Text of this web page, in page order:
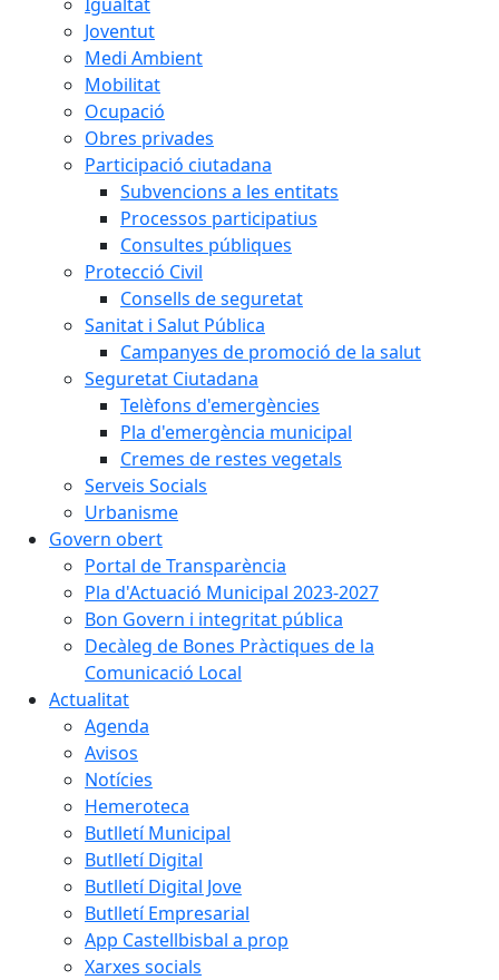
Joventut
Medi Ambient
Mobilitat
Ocupació
Obres privades
Participació ciutadana
Subvencions a les entitats
Processos participatius
Consultes públiques
Protecció Civil
Consells de seguretat
Sanitat i Salut Pública
Campanyes de promoció de la salut
Seguretat Ciutadana
Telèfons d'emergències
Pla d'emergència municipal
Cremes de restes vegetals
Serveis Socials
Urbanisme
Govern obert
Portal de Transparència
Pla d'Actuació Municipal 2023-2027
Bon Govern i integritat pública
Decàleg de Bones Pràctiques de la
Comunicació Local
Actualitat
Agenda
Avisos
Notícies
Hemeroteca
Butlletí Municipal
Butlletí Digital
Butlletí Digital Jove
Butlletí Empresarial
App Castellbisbal a prop
Xarxes socials